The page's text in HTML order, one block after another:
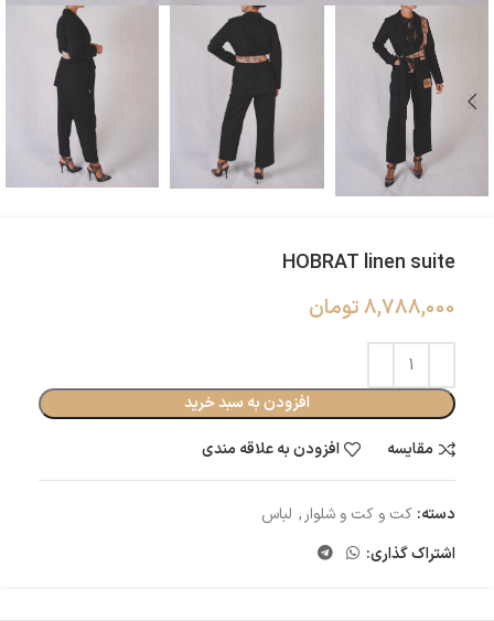
HOBRAT linen suite
8,788,000تومان
افزودن به سبد خرید
مقایسه
افزودن به علاقه مندی
دسته: کت و کت و شلوار , لباس
اشتراک گذاری: